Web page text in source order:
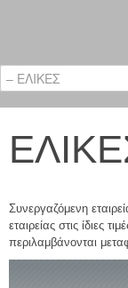
Συνεργαζόμενη
εταιρείας στις ίδιες
περιλαμβάνονται